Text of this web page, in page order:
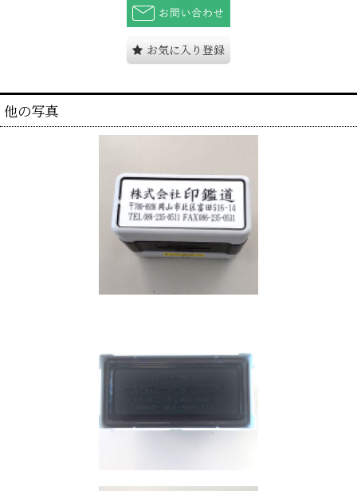
お気に入り登録
他の写真